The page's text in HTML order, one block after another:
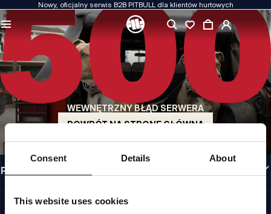
Consent Details About
This website uses cookies
Nowy, oficjalny serwis B2B PITBULL dla klientów hurtowych
WEWNĘTRZNY BŁĄD SERWERA
POWRÓT NA STRONĘ GŁÓWNĄ
JAKOŚĆ TO DLA NAS PRIORYTET
Naszą odzież produkujemy z pasją. Nie idziemy na kompromis w kwestiach
wytrzymałości, długowieczności materiałów i dbałości o detal.
US ORIGIN
Nasze korzenie sięgają San Diego z początku lat 90-tych XX wieku. Nasz styl jest
surowy, autentyczny i bezkompromisowy.
MARKA Z CHARAKTEREM
Nasze kolekcje wybierają sportowcy, fighterzy i uparci indywidualiści.
INFORMACJE
PRZYDATNE LINKI
©1997 - 2026 PITBULL SP. Z O.O. ALL RIGHTS RESERVED.
SITE CREDITS